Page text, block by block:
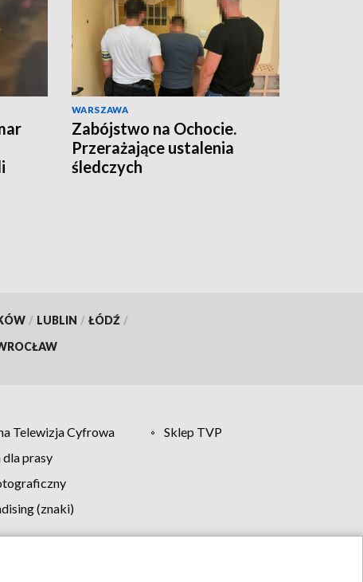
WARSZAWA
Zabójstwo na Ochocie.
Przerażające ustalenia
śledczych
/ LUBLIN / ŁÓDŹ /
Telewizja Cyfrowa
Sklep TVP
prasy
(znaki)